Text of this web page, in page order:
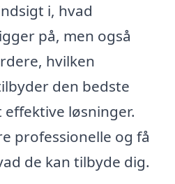
i, hvad
på, men også
hvilken
den bedste
effektive løsninger.
professionelle og få
de kan tilbyde dig.